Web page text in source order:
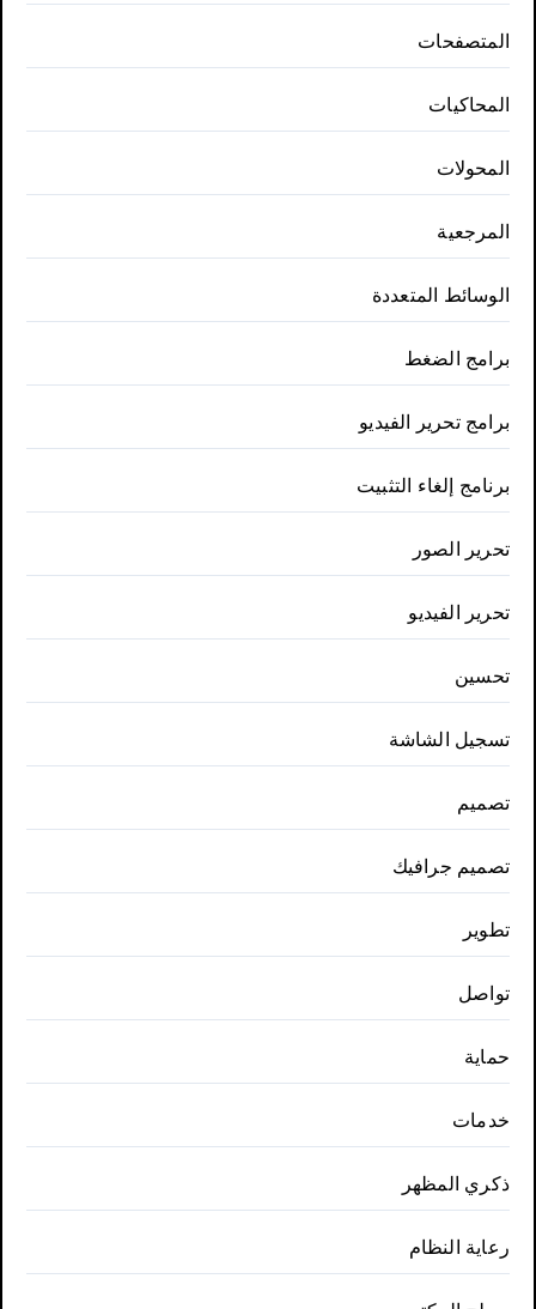
المتصفحات
المحاكيات
المحولات
المرجعية
الوسائط المتعددة
برامج الضغط
برامج تحرير الفيديو
برنامج إلغاء التثبيت
تحرير الصور
تحرير الفيديو
تحسين
تسجيل الشاشة
تصميم
تصميم جرافيك
تطوير
تواصل
حماية
خدمات
ذكري المظهر
رعاية النظام